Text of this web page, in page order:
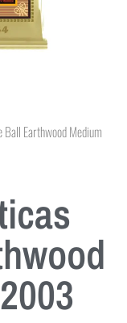
Earthwood Medium